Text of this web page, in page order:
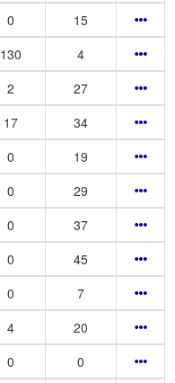
0
15
130
4
2
27
17
34
0
19
0
29
0
37
0
45
0
7
4
20
0
0